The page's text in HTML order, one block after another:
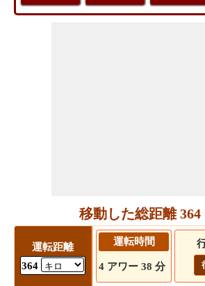
移動した総距離 364
運転距離
364
運転時間
4 アワー 38 分